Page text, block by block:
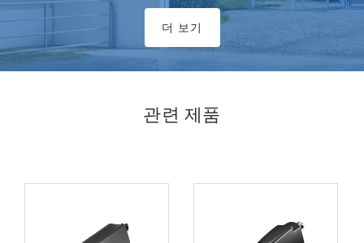
더 보기
관련 제품